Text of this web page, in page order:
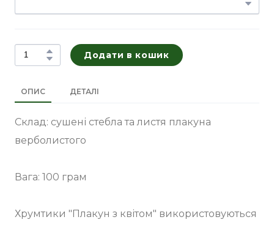
Додати в кошик
ОПИС ДЕТАЛІ
Склад: сушені стебла та листя плакуна
верболистого
Вага: 100 грам
Хрумтики "Плакун з квітом" використовуються